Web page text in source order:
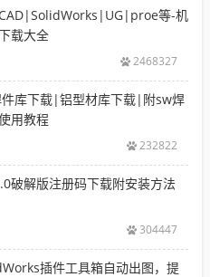
等-机
载大全
2468327
库下载|铝型材库下载|附sw焊
用教程
232822
破解版注册码下载附安装方法
304447
插件工具箱自动出图，提